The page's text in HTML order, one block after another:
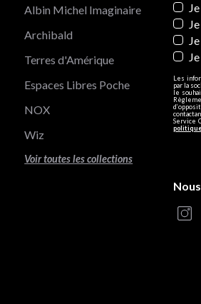
Les
par la
le
Service
politique
Albin Michel Imaginaire
Archibald
Terres d'Amérique
Espaces Libres Poche
NOX
Wiz
Voir toutes les collections